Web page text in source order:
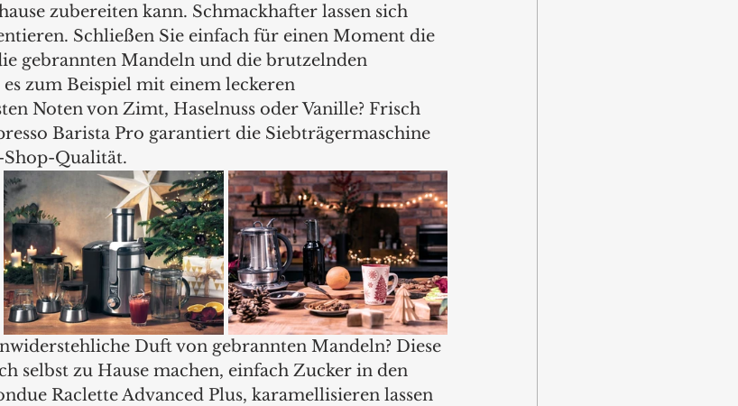
zubereiten kann. Schmackhafter lassen sich
Schließen Sie einfach für einen Moment die
gebrannten Mandeln und die brutzelnden
zum Beispiel mit einem leckeren
Noten von Zimt, Haselnuss oder Vanille? Frisch
Barista Pro garantiert die Siebträgermaschine
Shop-Qualität.
Duft von gebrannten Mandeln? Diese
selbst zu Hause machen, einfach Zucker in den
Raclette Advanced Plus, karamellisieren lassen